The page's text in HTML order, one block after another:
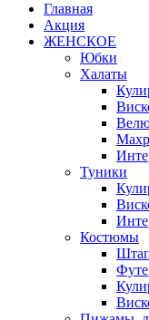
Главная
Акция
ЖЕНСКОЕ
Юбки
Халаты
Туники
Костюмы